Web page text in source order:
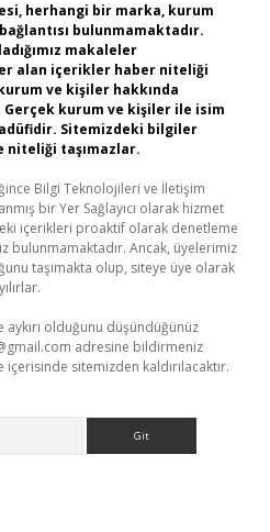
herhangi bir marka, kurum
bulunmamaktadır.
makaleler
alan içerikler haber niteliği
ve kişiler hakkında
Gerçek kurum ve kişiler ile isim
Sitemizdeki bilgiler
niteliği taşımazlar.
Bilgi Teknolojileri ve İletişim
bir Yer Sağlayıcı olarak hizmet
içerikleri proaktif olarak denetleme
bulunmamaktadır. Ancak, üyelerimiz
taşımakta olup, siteye üye olarak
olduğunu düşündüğünüz
adresine bildirmeniz
sitemizden kaldırılacaktır.